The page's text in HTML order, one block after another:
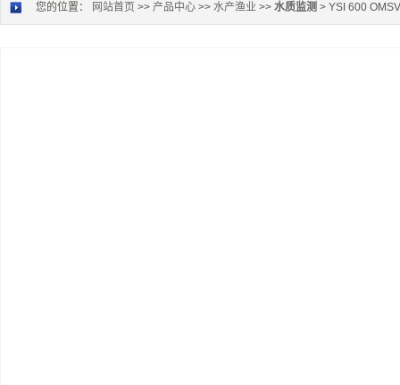
您的位置： 网站首页 >> 产品中心 >> 水产渔业 >> 水质监测 > YSI 600